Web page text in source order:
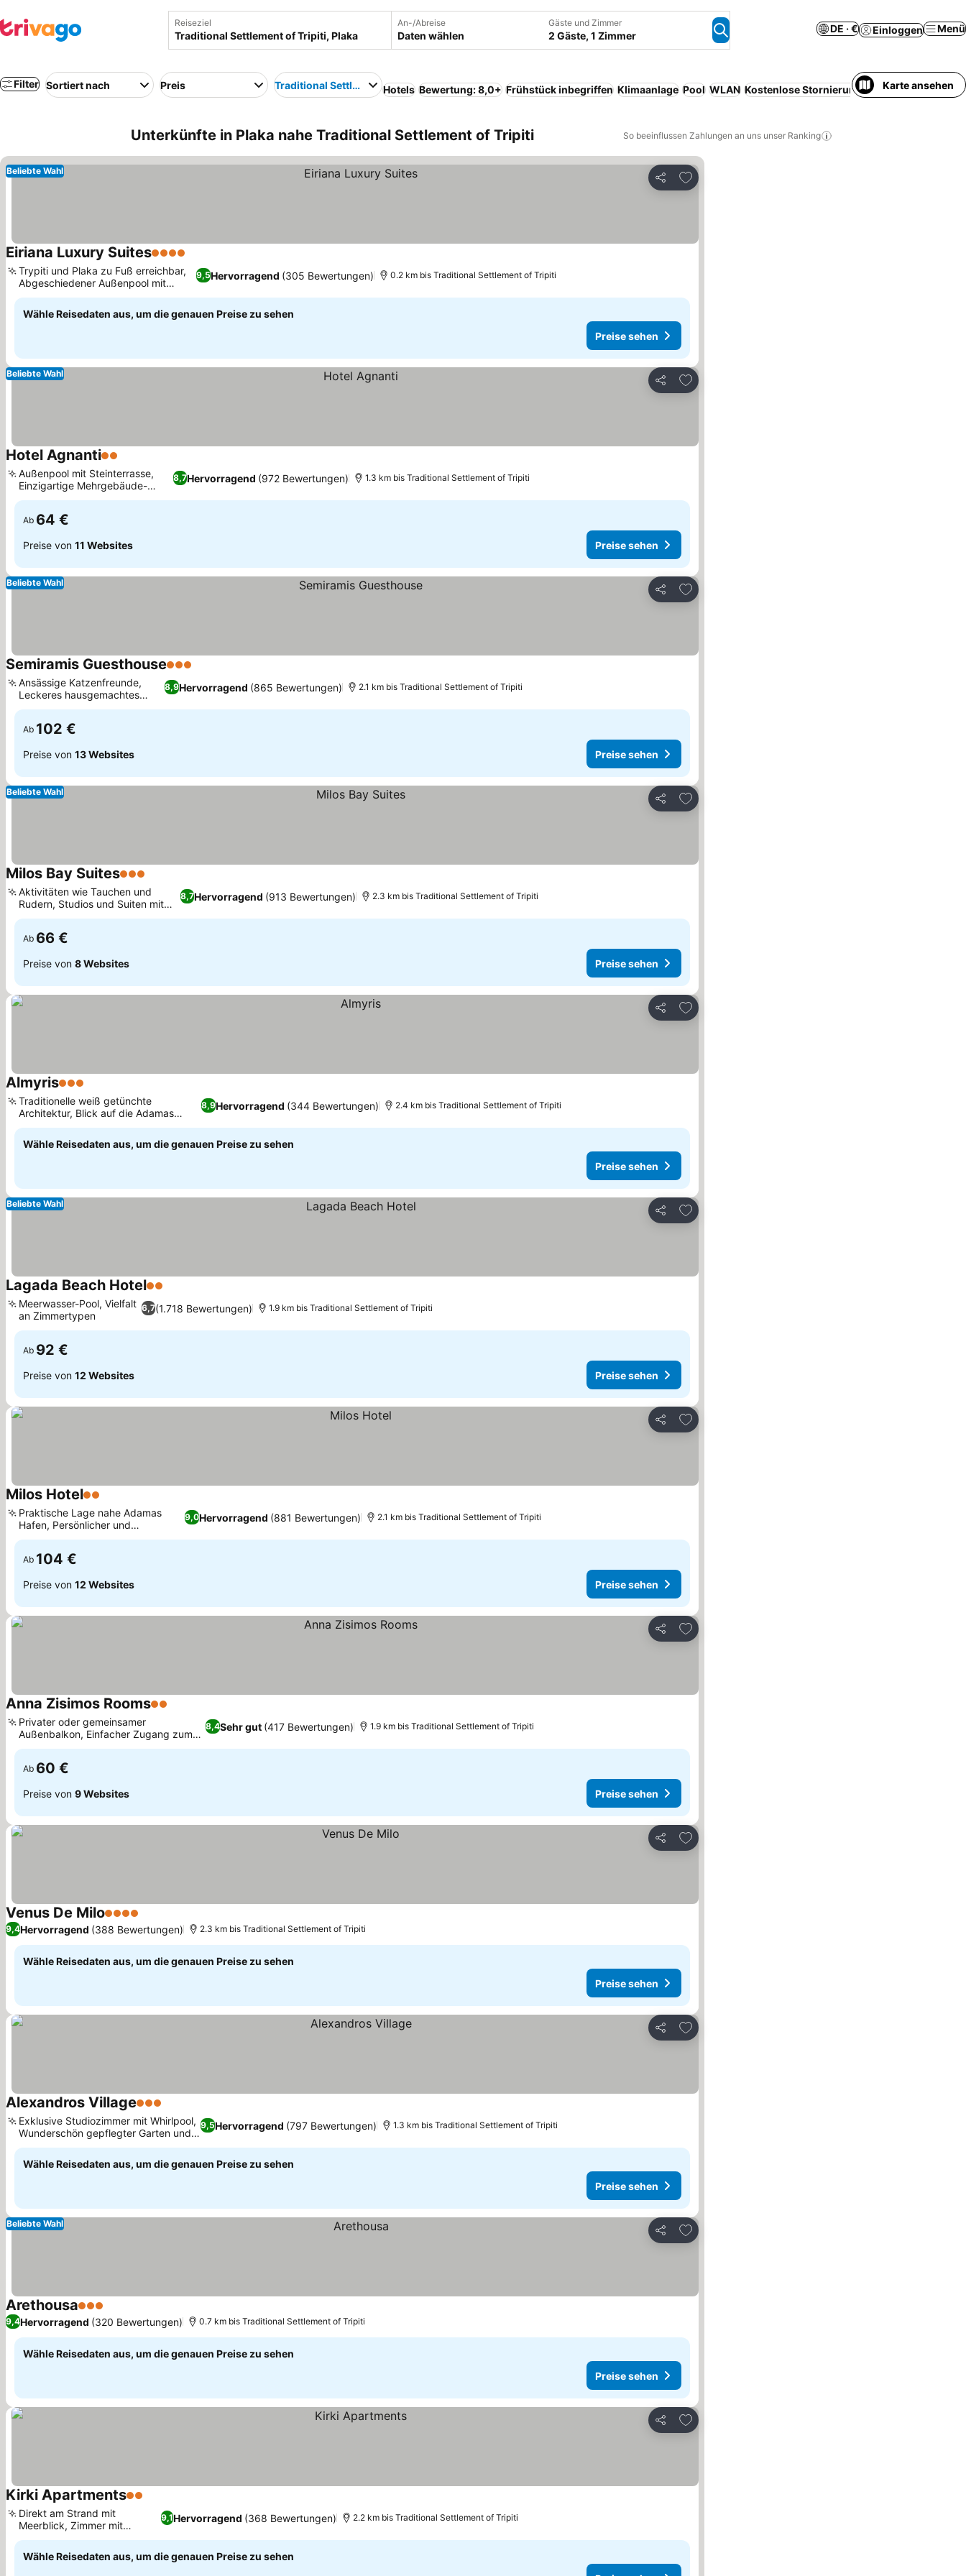
Reiseziel An-/Abreise
Daten wählen
Gäste und Zimmer
2 Gäste, 1 Zimmer
DE · € Einloggen Menü
Filter Sortiert nach Preis Traditional Settlement of Tripiti
Hotels Bewertung: 8,0+ Frühstück inbegriffen Klimaanlage Pool WLAN Kostenlose Stornierung Serviced
Karte ansehen
Unterkünfte in Plaka nahe Traditional Settlement of Tripiti So beeinflussen Zahlungen an uns unser Ranking
Teilen
Zu Favoriten hinzufügen
Beliebte Wahl
Eiriana Luxury Suites4 Sterne
9,5Hervorragend (305 Bewertungen)
Trypiti und Plaka zu Fuß erreichbar,
Abgeschiedener Außenpool mit
Sonnenterrasse
0.2 km bis Traditional Settlement of Tripiti
Wähle Reisedaten aus, um die genauen Preise zu sehen
Preise sehen
Teilen
Zu Favoriten hinzufügen
Beliebte Wahl
Hotel Agnanti2 Sterne
8,7Hervorragend (972 Bewertungen)
Außenpool mit Steinterrasse,
Einzigartige Mehrgebäude-
Architektur
1.3 km bis Traditional Settlement of Tripiti
Ab 64 €
Preise von 11 Websites Preise sehen
Teilen
Zu Favoriten hinzufügen
Beliebte Wahl
Semiramis Guesthouse3 Sterne
8,9Hervorragend (865 Bewertungen)
Ansässige Katzenfreunde,
Leckeres hausgemachtes
Frühstück
2.1 km bis Traditional Settlement of Tripiti
Ab 102 €
Preise von 13 Websites Preise sehen
Teilen
Zu Favoriten hinzufügen
Beliebte Wahl
Milos Bay Suites3 Sterne
8,7Hervorragend (913 Bewertungen)
Aktivitäten wie Tauchen und
Rudern, Studios und Suiten mit
Küchenzeile
2.3 km bis Traditional Settlement of Tripiti
Ab 66 €
Preise von 8 Websites Preise sehen
Teilen
Zu Favoriten hinzufügen
Almyris3 Sterne
8,9Hervorragend (344 Bewertungen)
Traditionelle weiß getünchte
Architektur, Blick auf die Adamas
Bucht oder den Innenhof
2.4 km bis Traditional Settlement of Tripiti
Wähle Reisedaten aus, um die genauen Preise zu sehen
Preise sehen
Teilen
Zu Favoriten hinzufügen
Beliebte Wahl
Lagada Beach Hotel2 Sterne
6,7(1.718 Bewertungen)
Meerwasser-Pool, Vielfalt
an Zimmertypen
1.9 km bis Traditional Settlement of Tripiti
Ab 92 €
Preise von 12 Websites Preise sehen
Teilen
Zu Favoriten hinzufügen
Milos Hotel2 Sterne
9,0Hervorragend (881 Bewertungen)
Praktische Lage nahe Adamas
Hafen, Persönlicher und
hilfsbereiter Service
2.1 km bis Traditional Settlement of Tripiti
Ab 104 €
Preise von 12 Websites Preise sehen
Teilen
Zu Favoriten hinzufügen
Anna Zisimos Rooms2 Sterne
8,4Sehr gut (417 Bewertungen)
Privater oder gemeinsamer
Außenbalkon, Einfacher Zugang zum
Sarakiniko Beach
1.9 km bis Traditional Settlement of Tripiti
Ab 60 €
Preise von 9 Websites Preise sehen
Teilen
Zu Favoriten hinzufügen
Venus De Milo4 Sterne Preise sehen
9,4Hervorragend (388 Bewertungen) 2.3 km bis Traditional Settlement of Tripiti
Wähle Reisedaten aus, um die genauen Preise zu sehen
Preise sehen
Teilen
Zu Favoriten hinzufügen
Alexandros Village3 Sterne
9,5Hervorragend (797 Bewertungen)
Exklusive Studiozimmer mit Whirlpool,
Wunderschön gepflegter Garten und
Außenpool
1.3 km bis Traditional Settlement of Tripiti
Wähle Reisedaten aus, um die genauen Preise zu sehen
Preise sehen
Teilen
Zu Favoriten hinzufügen
Beliebte Wahl
Arethousa3 Sterne
9,4Hervorragend (320 Bewertungen) 0.7 km bis Traditional Settlement of Tripiti
Wähle Reisedaten aus, um die genauen Preise zu sehen
Preise sehen
Teilen
Zu Favoriten hinzufügen
Kirki Apartments2 Sterne
9,1Hervorragend (368 Bewertungen)
Direkt am Strand mit
Meerblick, Zimmer mit
privatem Balkon
2.2 km bis Traditional Settlement of Tripiti
Wähle Reisedaten aus, um die genauen Preise zu sehen